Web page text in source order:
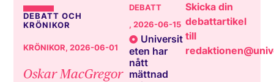
DEBATT OCH
KRÖNIKOR
KRÖNIKOR, 2026-06-01
Oskar MacGregor
DEBATT
, 2026-06-15
Universit
eten har
nått
mättnad
Skicka din
debattartikel
till